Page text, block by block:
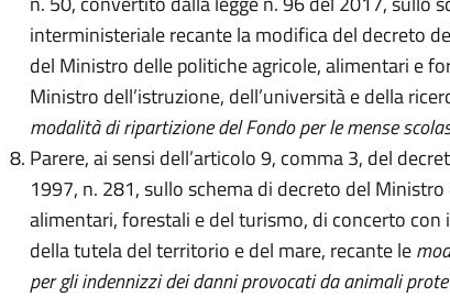
interministeriale recante la modifica del decreto
del Ministro delle politiche agricole, alimentari e
Ministro dell’istruzione, dell’università e della
modalità di ripartizione del Fondo per le mense
Parere, ai sensi dell’articolo 9, comma 3, del
1997, n. 281, sullo schema di decreto del
alimentari, forestali e del turismo, di concerto
della tutela del territorio e del mare, recante le
per gli indennizzi dei danni provocati da animali